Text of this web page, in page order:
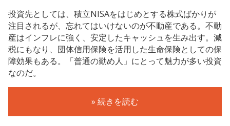
投資先としては、積立NISAをはじめとする株式ばかりが
注目されるが、忘れてはいけないのが不動産である。不動
産はインフレに強く、安定したキャッシュを生み出す。減
税にもなり、団体信用保険を活用した生命保険としての保
障効果もある。「普通の勤め人」にとって魅力が多い投資
なのだ。
» 続きを読む